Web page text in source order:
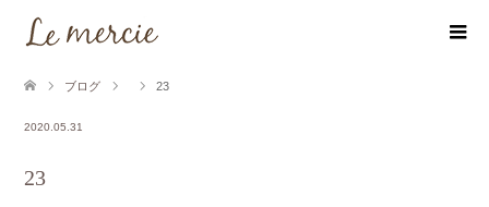
ブログ 23
2020.05.31
23